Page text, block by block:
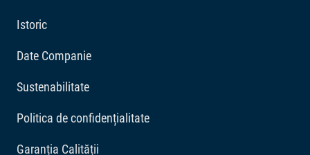
Istoric
Date Companie
Sustenabilitate
Politica de confidențialitate
Garanția Calității